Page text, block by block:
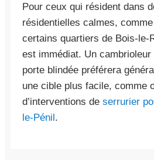
Pour ceux qui résident dans
résidentielles calmes,
certains quartiers de Bois-le-
est immédiat. Un cambrioleur
porte blindée préférera
une cible plus facile, comme
d’interventions de serrurier
le-Pénil.